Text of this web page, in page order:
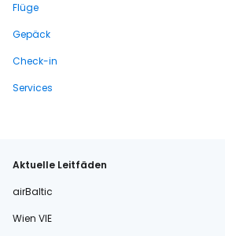
Flüge
Gepäck
Check-in
Services
Aktuelle Leitfäden
airBaltic
Wien VIE